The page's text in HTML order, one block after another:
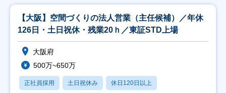
【大阪】空間づくりの法人営業（主任候補）／年休
126日・土日祝休・残業20ｈ／東証STD上場
大阪府
500万~650万
正社員採用 土日祝休み 休日120日以上